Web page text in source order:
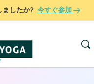
ましたか? 今すぐ参加